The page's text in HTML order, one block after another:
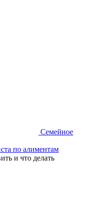
Семейное
по алиментам
и что делать